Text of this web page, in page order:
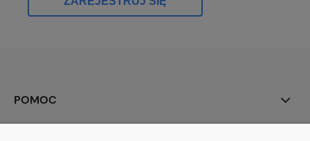
POMOC